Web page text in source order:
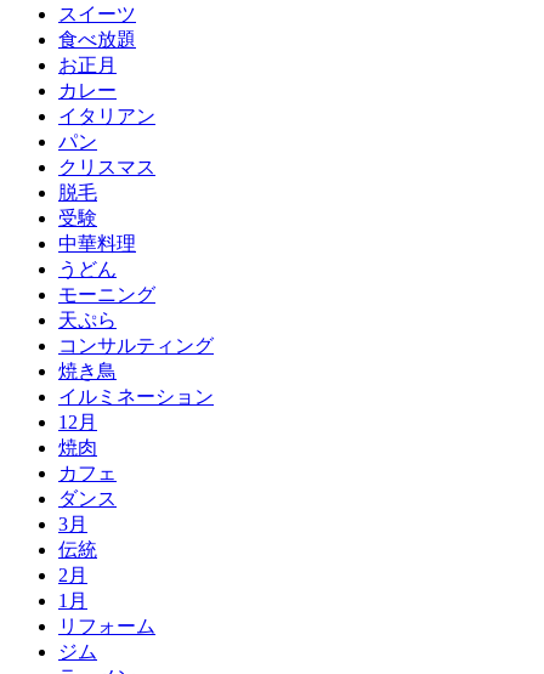
スイーツ
食べ放題
お正月
カレー
イタリアン
パン
クリスマス
脱毛
受験
中華料理
うどん
モーニング
天ぷら
コンサルティング
焼き鳥
イルミネーション
12月
焼肉
カフェ
ダンス
3月
伝統
2月
1月
リフォーム
ジム